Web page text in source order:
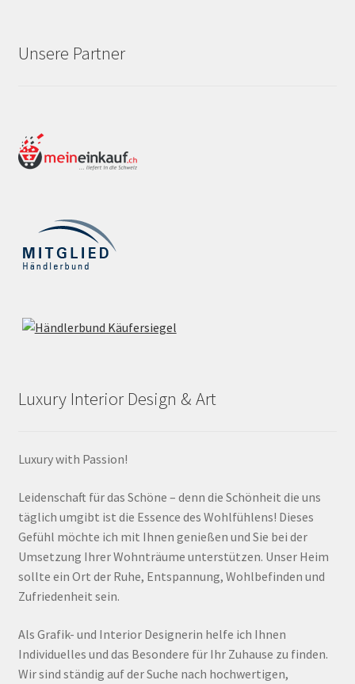
Unsere Partner
Luxury Interior Design & Art
Luxury with Passion!
Leidenschaft für das Schöne – denn die Schönheit die uns
täglich umgibt ist die Essence des Wohlfühlens! Dieses
Gefühl möchte ich mit Ihnen genießen und Sie bei der
Umsetzung Ihrer Wohnträume unterstützen. Unser Heim
sollte ein Ort der Ruhe, Entspannung, Wohlbefinden und
Zufriedenheit sein.
Als Grafik- und Interior Designerin helfe ich Ihnen
Individuelles und das Besondere für Ihr Zuhause zu finden.
Wir sind ständig auf der Suche nach hochwertigen,